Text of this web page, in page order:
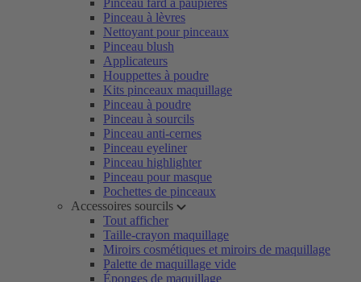
Pinceau fard à paupières
Pinceau à lèvres
Nettoyant pour pinceaux
Pinceau blush
Applicateurs
Houppettes à poudre
Kits pinceaux maquillage
Pinceau à poudre
Pinceau à sourcils
Pinceau anti-cernes
Pinceau eyeliner
Pinceau highlighter
Pinceau pour masque
Pochettes de pinceaux
Accessoires sourcils
Tout afficher
Taille-crayon maquillage
Miroirs cosmétiques et miroirs de maquillage
Palette de maquillage vide
Éponges de maquillage